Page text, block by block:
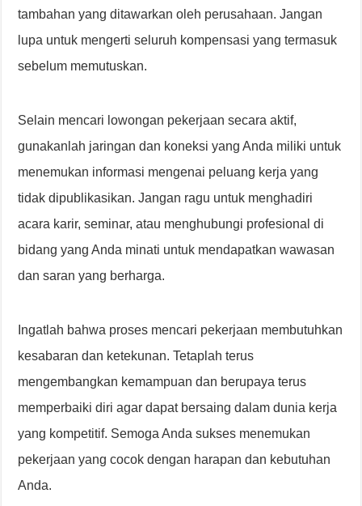
tambahan yang ditawarkan oleh perusahaan. Jangan
lupa untuk mengerti seluruh kompensasi yang termasuk
sebelum memutuskan.
Selain mencari lowongan pekerjaan secara aktif,
gunakanlah jaringan dan koneksi yang Anda miliki untuk
menemukan informasi mengenai peluang kerja yang
tidak dipublikasikan. Jangan ragu untuk menghadiri
acara karir, seminar, atau menghubungi profesional di
bidang yang Anda minati untuk mendapatkan wawasan
dan saran yang berharga.
Ingatlah bahwa proses mencari pekerjaan membutuhkan
kesabaran dan ketekunan. Tetaplah terus
mengembangkan kemampuan dan berupaya terus
memperbaiki diri agar dapat bersaing dalam dunia kerja
yang kompetitif. Semoga Anda sukses menemukan
pekerjaan yang cocok dengan harapan dan kebutuhan
Anda.